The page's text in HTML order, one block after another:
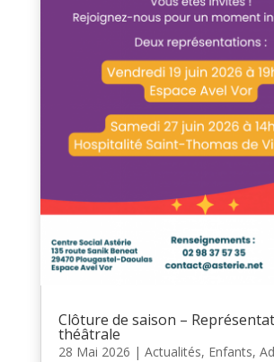
Clôture de saison –
théâtrale
28 Mai 2026 | Actualités, Enfants,